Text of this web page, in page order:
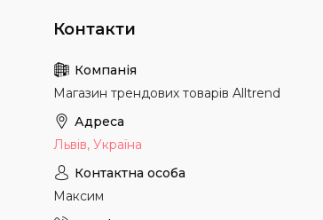
Магазин трендових товарів Alltrend
Львів, Україна
Максим